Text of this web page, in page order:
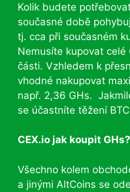
Kolik budete
současné době
tj. cca při současném
Nemusíte kupovat
části. Vzhledem k
vhodné nakupovat
např. 2,36 GHs.
se účastníte těžení
CEX.io jak koupit GHs?
Všechno kolem
a jinými AltCoins se